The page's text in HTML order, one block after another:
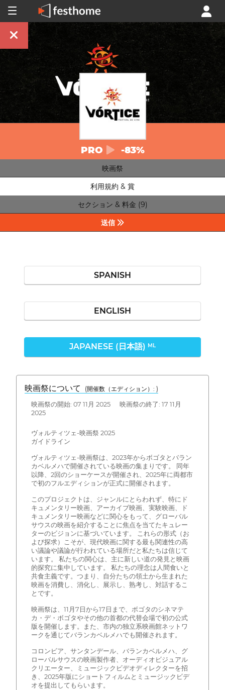
PRO -83%
映画祭
利用規約 & 賞
セクション & 料金 (9)
送信
SPANISH
ENGLISH
JAPANESE (日本語) ML
映画祭について (開催数（エディション）: )
映画祭の開始: 07 11月 2025 映画祭の終了: 17 11月
2025
ヴォルティツェ-映画祭 2025
ガイドライン
ヴォルティツェ-映画祭は、2023年からボゴタとバラン
カベルメハで開催されている映画の集まりです。 同年
以降、2回のショーケースが開催され、2025年に両都市
で初のフルエディションが正式に開催されます。
このプロジェクトは、ジャンルにとらわれず、特にド
キュメンタリー映画、アーカイブ映画、実験映画、ド
キュメンタリー映画などに関心をもって、グローバル
サウスの映画を紹介することに焦点を当てたキュレー
ターのビジョンに基づいています。 これらの形式（お
よび探求）こそが、現代映画に関する最も関連性の高
い議論や議論が行われている場所だと私たちは信じて
います。 私たちの関心は、主に新しい道の発見と映画
的探究に集中しています。 私たちの理念は人間食いと
共食主義です。つまり、自分たちの領土から生まれた
映画を消費し、消化し、展示し、熟考し、対話するこ
とです。
映画祭は、11月7日から17日まで、ボゴタのシネマテ
カ・デ・ボゴタやその他の首都の代替会場で初の公式
版を開催します。また、市内の独立系映画館ネットワ
ークを通じてバランカベルメハでも開催されます。
コロンビア、サンタンデール、バランカベルメハ、グ
ローバルサウスの映画製作者、オーディオビジュアル
クリエーター、ミュージックビデオディレクターを招
き、2025年版にショートフィルムとミュージックビデ
オを提出してもらいます。